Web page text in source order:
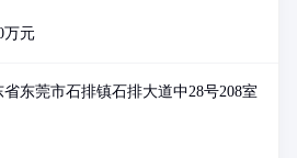
万元
省东莞市石排镇石排大道中28号208室